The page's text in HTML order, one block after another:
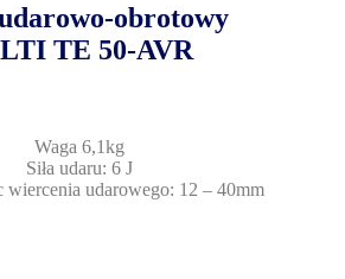
obrotowy
TE 50-AVR
Waga 6,1kg
Siła udaru: 6 J
wiercenia udarowego: 12 – 40mm